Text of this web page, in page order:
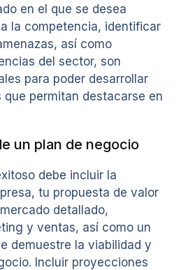
en el que se desea
la competencia, identificar
así como
del sector, son
para poder desarrollar
permitan destacarse en
un plan de negocio
debe incluir la
tu propuesta de valor
detallado,
y ventas, así como un
demuestre la viabilidad y
Incluir proyecciones